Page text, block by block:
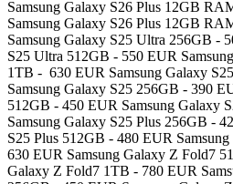
Samsung Galaxy S26 Plus 12GB
Samsung Galaxy S26 Plus 12GB
Samsung Galaxy S25 Ultra 256GB -
S25 Ultra 512GB - 550 EUR
1TB - 630 EUR Samsung Galaxy
Samsung Galaxy S25 256GB - 390
512GB - 450 EUR Samsung Galaxy
Samsung Galaxy S25 Plus 256GB -
S25 Plus 512GB - 480 EUR
630 EUR Samsung Galaxy Z Fold7
Galaxy Z Fold7 1TB - 780 EUR